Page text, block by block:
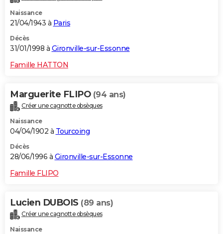
Naissance
21/04/1943 à Paris
Décès
31/01/1998 à Gironville-sur-Essonne
Famille HATTON
Marguerite FLIPO (94 ans)
Créer une cagnotte obsèques
Naissance
04/04/1902 à Tourcoing
Décès
28/06/1996 à Gironville-sur-Essonne
Famille FLIPO
Lucien DUBOIS (89 ans)
Créer une cagnotte obsèques
Naissance